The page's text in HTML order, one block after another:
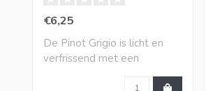
€6,25
De Pinot Grigio is licht en
verfrissend met een